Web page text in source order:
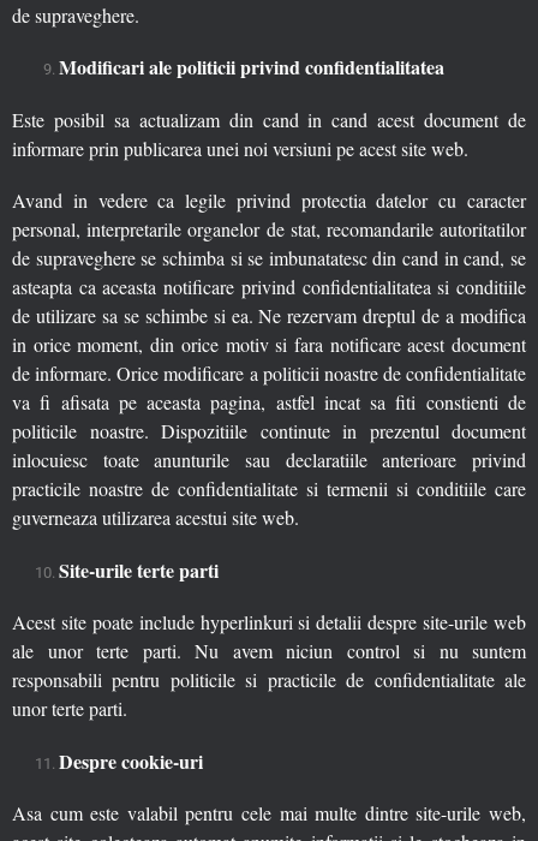
de supraveghere.
Modificari ale politicii privind confidentialitatea
Este posibil sa actualizam din cand in cand acest document de
informare prin publicarea unei noi versiuni pe acest site web.
Avand in vedere ca legile privind protectia datelor cu caracter
personal, interpretarile organelor de stat, recomandarile autoritatilor
de supraveghere se schimba si se imbunatatesc din cand in cand, se
asteapta ca aceasta notificare privind confidentialitatea si conditiile
de utilizare sa se schimbe si ea. Ne rezervam dreptul de a modifica
in orice moment, din orice motiv si fara notificare acest document
de informare. Orice modificare a politicii noastre de confidentialitate
va fi afisata pe aceasta pagina, astfel incat sa fiti constienti de
politicile noastre. Dispozitiile continute in prezentul document
inlocuiesc toate anunturile sau declaratiile anterioare privind
practicile noastre de confidentialitate si termenii si conditiile care
guverneaza utilizarea acestui site web.
Site-urile terte parti
Acest site poate include hyperlinkuri si detalii despre site-urile web
ale unor terte parti. Nu avem niciun control si nu suntem
responsabili pentru politicile si practicile de confidentialitate ale
unor terte parti.
Despre cookie-uri
Asa cum este valabil pentru cele mai multe dintre site-urile web,